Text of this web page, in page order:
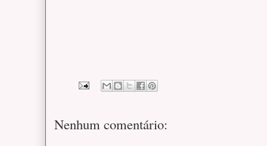
Nenhum comentário: